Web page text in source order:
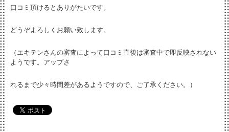
口コミ頂けるとありがたいです。
どうぞよろしくお願い致します。
（エキテンさんの審査によって口コミ直後は審査中で即反映されない
ようです。アップさ
れるまで少々時間差があるようですので、ご了承ください。）